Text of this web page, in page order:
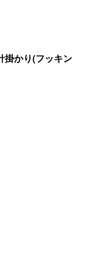
掛かり(フッキン